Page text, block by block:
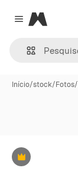
Close menu
Magnific
Início/stock/Fotos/
Premium